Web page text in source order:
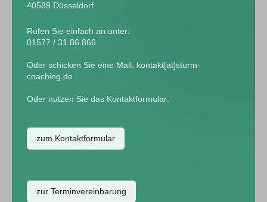
40589 Düsseldorf
Rufen Sie einfach an unter:
01577 / 31 86 866
Oder schicken Sie eine Mail: kontakt[at]sturm-
coaching.de
Oder nutzen Sie das Kontaktformular:
zum Kontaktformular
zur Terminvereinbarung